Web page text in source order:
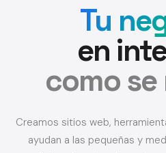
Tu
en
como se
Creamos sitios web,
ayudan a las pequeñas y